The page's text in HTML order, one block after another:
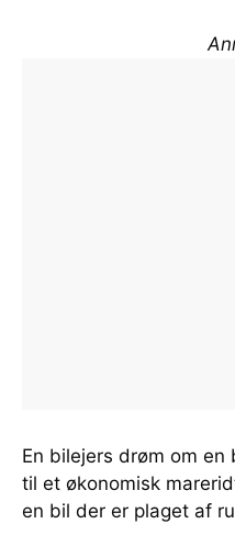
En bilejers drøm om
til et økonomisk
en bil der er plaget af